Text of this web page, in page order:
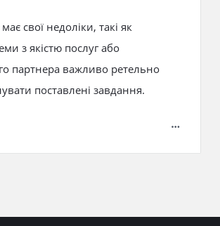
свої недоліки, такі як
з якістю послуг або
партнера важливо ретельно
поставлені завдання.